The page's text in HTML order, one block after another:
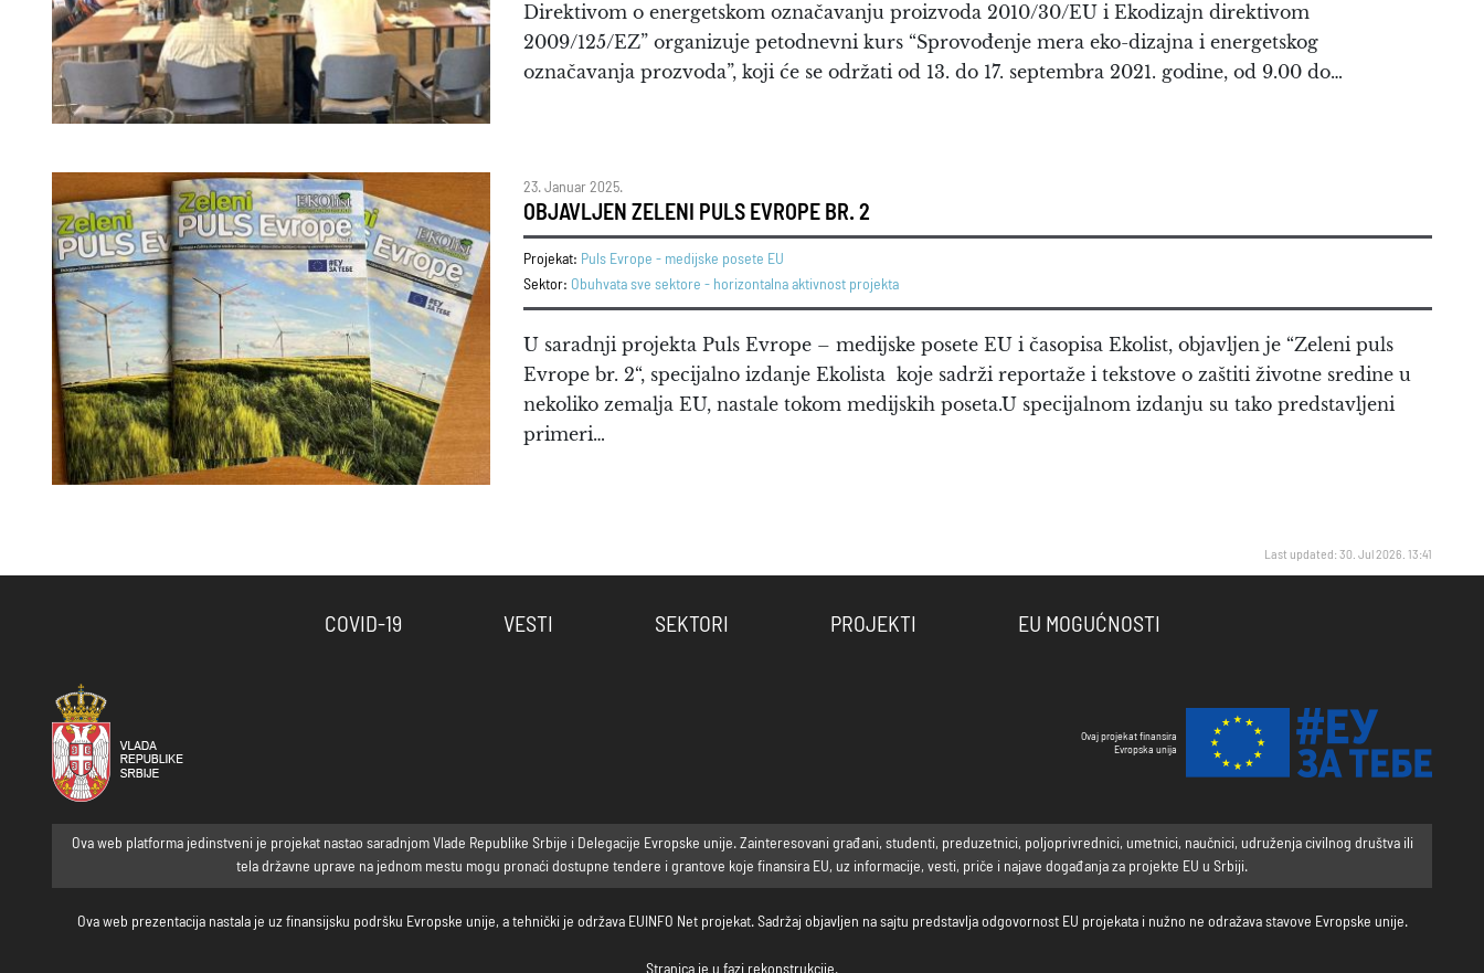
Direktivom o energetskom označavanju proizvoda 2010/30/EU i Ekodizajn direktivom
2009/125/EZ” organizuje petodnevni kurs “Sprovođenje mera eko-dizajna i energetskog
označavanja prozvoda”, koji će se održati od 13. do 17. septembra 2021. godine, od 9.00 do…
23. Januar 2025.
OBJAVLJEN ZELENI PULS EVROPE BR. 2
Projekat: Puls Evrope - medijske posete EU
Sektor: Obuhvata sve sektore - horizontalna aktivnost projekta
U saradnji projekta Puls Evrope – medijske posete EU i časopisa Ekolist, objavljen je “Zeleni puls
Evrope br. 2“, specijalno izdanje Ekolista koje sadrži reportaže i tekstove o zaštiti životne sredine u
nekoliko zemalja EU, nastale tokom medijskih poseta.U specijalnom izdanju su tako predstavljeni
primeri…
Last updated: 30. Jul 2026. 13:41
COVID-19 VESTI SEKTORI PROJEKTI EU MOGUĆNOSTI
Ovaj projekat finansira
Evropska unija
Ova web platforma jedinstveni je projekat nastao saradnjom Vlade Republike Srbije i Delegacije Evropske unije. Zainteresovani građani, studenti, preduzetnici, poljoprivrednici, umetnici, naučnici, udruženja civilnog društva ili
tela državne uprave na jednom mestu mogu pronaći dostupne tendere i grantove koje finansira EU, uz informacije, vesti, priče i najave događanja za projekte EU u Srbiji.
Ova web prezentacija nastala je uz finansijsku podršku Evropske unije, a tehnički je održava EUINFO Net projekat. Sadržaj objavljen na sajtu predstavlja odgovornost EU projekata i nužno ne odražava stavove Evropske unije.
Stranica je u fazi rekonstrukcije.